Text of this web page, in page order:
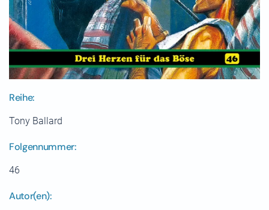
Reihe:
Tony Ballard
Folgennummer:
46
Autor(en):